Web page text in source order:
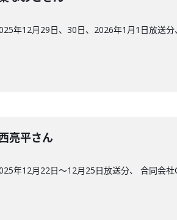
年12月29日、30日、2026年1月1日放送分
亮平さん
年12月22日〜12月25日放送分、 合同会社